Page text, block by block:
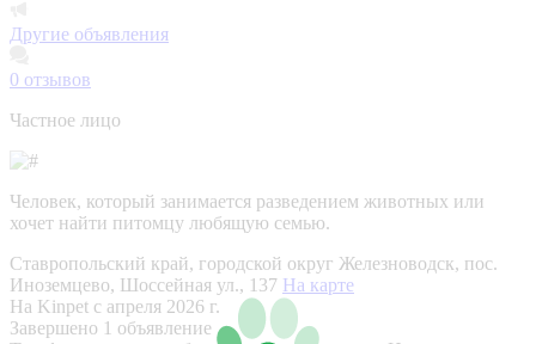
Другие объявления
0 отзывов
Частное лицо
Человек, который занимается разведением животных или
хочет найти питомцу любящую семью.
Ставропольский край, городской округ Железноводск, пос.
Иноземцево, Шоссейная ул., 137 На карте
На Kinpet c апреля 2026 г.
Завершено 1 объявление